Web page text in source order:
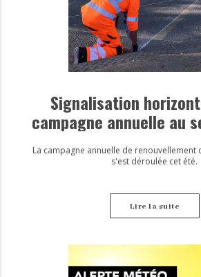
Signalisation
campagne annuelle au
sécurité
La campagne annuelle de renouvellement
s'est déroulée cet été.
Lire la suite